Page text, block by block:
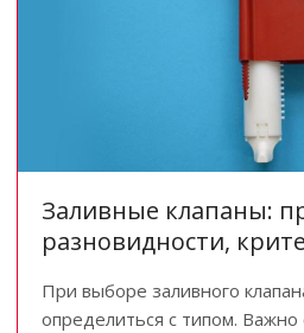
Заливные клапаны:
разновидности,
При выборе заливного
определиться с типом.